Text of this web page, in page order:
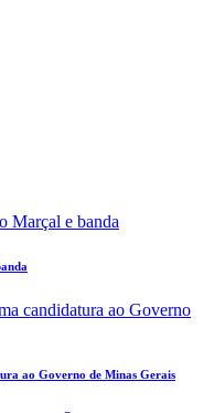
ao Governo de Minas Gerais